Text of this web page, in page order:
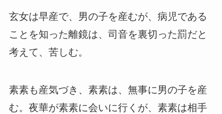
玄女は早産で、男の子を産むが、病児である
ことを知った離鏡は、司音を裏切った罰だと
考えて、苦しむ。
素素も産気づき、素素は、無事に男の子を産
む。夜華が素素に会いに行くが、素素は相手